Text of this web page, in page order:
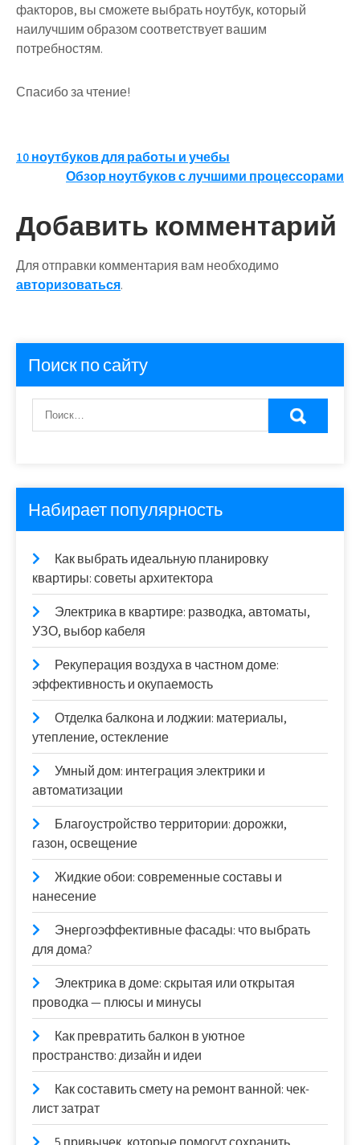
факторов, вы сможете выбрать ноутбук, который
наилучшим образом соответствует вашим
потребностям.
Спасибо за чтение!
Навигация
записям
10 ноутбуков для работы и учебы
Обзор ноутбуков с лучшими процессорами
Добавить комментарий
Для отправки комментария вам необходимо
авторизоваться.
Поиск по сайту
Набирает популярность
Как выбрать идеальную планировку
квартиры: советы архитектора
Электрика в квартире: разводка, автоматы,
УЗО, выбор кабеля
Рекуперация воздуха в частном доме:
эффективность и окупаемость
Отделка балкона и лоджии: материалы,
утепление, остекление
Умный дом: интеграция электрики и
автоматизации
Благоустройство территории: дорожки,
газон, освещение
Жидкие обои: современные составы и
нанесение
Энергоэффективные фасады: что выбрать
для дома?
Электрика в доме: скрытая или открытая
проводка — плюсы и минусы
Как превратить балкон в уютное
пространство: дизайн и идеи
Как составить смету на ремонт ванной: чек-
лист затрат